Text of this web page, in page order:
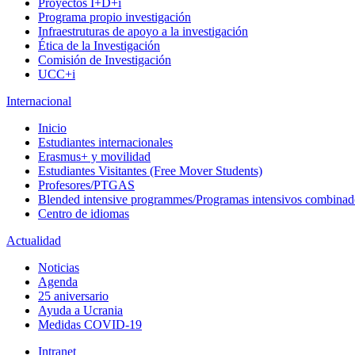
Proyectos I+D+i
Programa propio investigación
Infraestruturas de apoyo a la investigación
Ética de la Investigación
Comisión de Investigación
UCC+i
Internacional
Inicio
Estudiantes internacionales
Erasmus+ y movilidad
Estudiantes Visitantes (Free Mover Students)
Profesores/PTGAS
Blended intensive programmes/Programas intensivos
Centro de idiomas
Actualidad
Noticias
Agenda
25 aniversario
Ayuda a Ucrania
Medidas COVID-19
Intranet